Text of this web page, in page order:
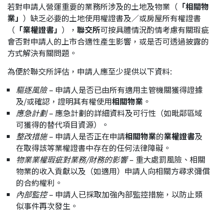
若對申請人營運重要的業務所涉及的土地及物業（ 「相關物
業」 ）缺乏必要的土地使用權證書及／或房屋所有權證書
（ 「業權證書」 ）， 聯交所可按具體情況酌情考慮有關瑕疵
會否對申請人的上市合適性產生影響，或是否可透過披露的
方式解決有關問題。
為便於聯交所評估，申請人應至少提供以下資料:
驅逐風險– 申請人是否已由所有適用主管機關獲得證據
及/或確認，證明其有權使用相關物業 。
應急計劃– 應急計劃的詳細資料及可行性（如毗鄰區域
可獲得的替代項目資源）。
整改措施– 申請人是否正在申請相關物業的業權證書及
在取得該等業權證書中存在的任何法律障礙。
物業業權瑕疵對業務/財務的影響– 重大處罰風險、相關
物業的收入貢獻以及（如適用）申請人向相關方尋求彌償
的合約權利。
內部監控– 申請人已採取加強內部監控措施，以防止類
似事件再次發生。